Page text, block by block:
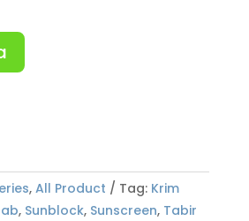
, All Product Tag: Krim
, Sunblock, Sunscreen, Tabir